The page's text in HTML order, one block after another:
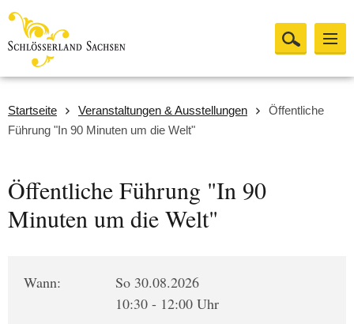
Startseite Veranstaltungen & Ausstellungen
Öffentliche
Führung "In 90 Minuten um die Welt"
Öffentliche Führung "In 90
Minuten um die Welt"
Wann:
So 30.08.2026
10:30 - 12:00 Uhr